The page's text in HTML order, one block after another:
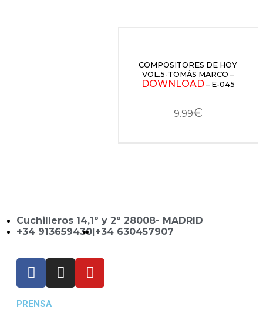
COMPOSITORES DE HOY
VOL.5-TOMÁS MARCO –
DOWNLOAD– E-045
9.99€
Cuchilleros 14,1º y 2º 28008- MADRID
+34 913659430|+34 630457907
PRENSA